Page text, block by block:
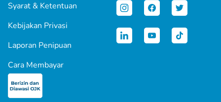
Syarat & Ketentuan
Kebijakan Privasi
Laporan Penipuan
Cara Membayar